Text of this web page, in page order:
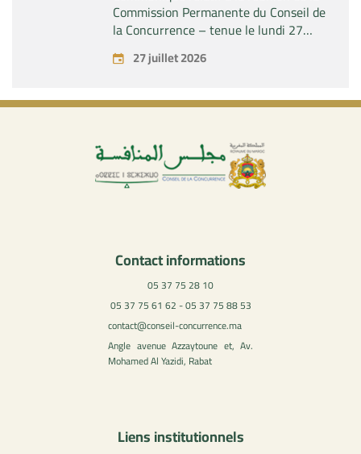
Commission Permanente du Conseil de
la Concurrence – tenue le lundi 27
juillet 2026
27 juillet 2026
Contact informations
05 37 75 28 10
05 37 75 61 62 - 05 37 75 88 53
contact@conseil-concurrence.ma
Angle avenue Azzaytoune et, Av.
Mohamed Al Yazidi, Rabat
Liens institutionnels